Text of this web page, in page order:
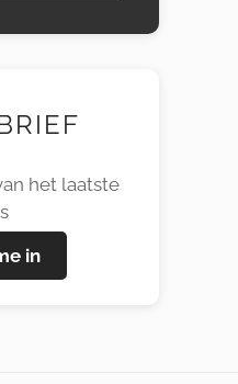
het laatste
in